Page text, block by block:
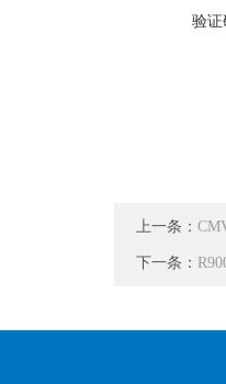
验
上一条：
下一条：